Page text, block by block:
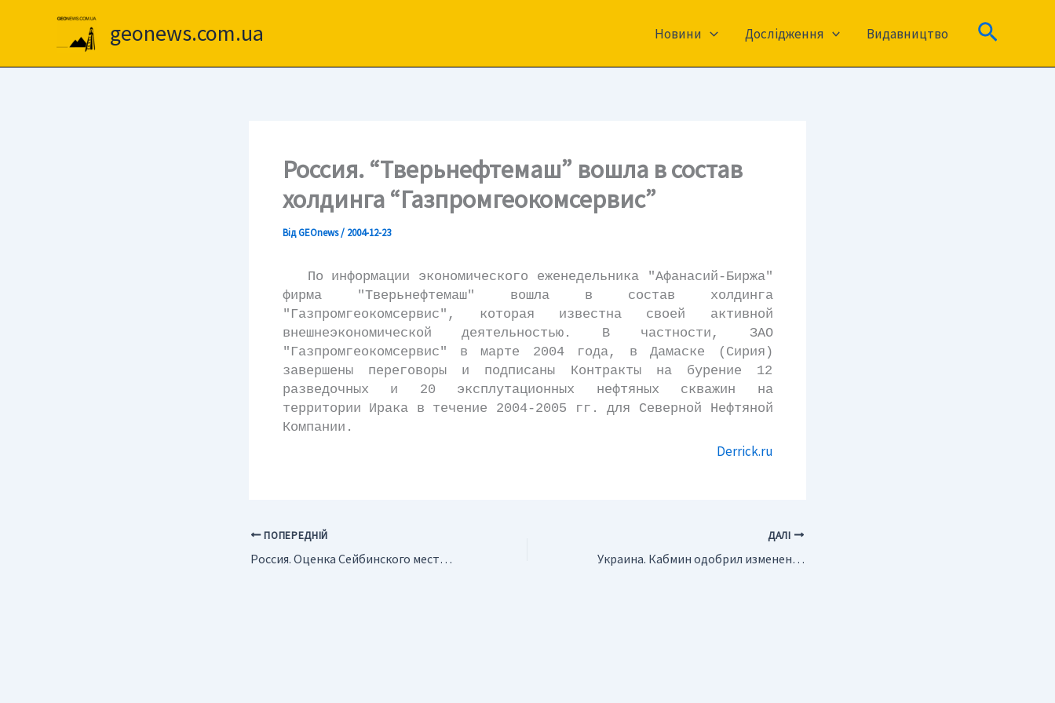
geonews.com.ua Новини Дослідження Видавництво Пошук
Россия. “Тверьнефтемаш” вошла в состав
холдинга “Газпромгеокомсервис”
ВідGEOnews/ 2004-12-23
По информации экономического еженедельника "Афанасий-Биржа"
фирма "Тверьнефтемаш" вошла в состав холдинга
"Газпромгеокомсервис", которая известна своей активной
внешнеэкономической деятельностью. В частности, ЗАО
"Газпромгеокомсервис" в марте 2004 года, в Дамаске (Сирия)
завершены переговоры и подписаны Контракты на бурение 12
разведочных и 20 эксплутационных нефтяных скважин на
территории Ирака в течение 2004-2005 гг. для Северной Нефтяной
Компании.
Derrick.ru
ПОПЕРЕДНІЙ
Россия. Оценка Сейбинского месторождения марганца завершится к 2007 году
ДАЛІ
Украина. Кабмин одобрил изменения в Закон “О нефти и газе”